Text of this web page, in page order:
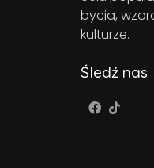
bycia,
kulturze.
Śledź nas